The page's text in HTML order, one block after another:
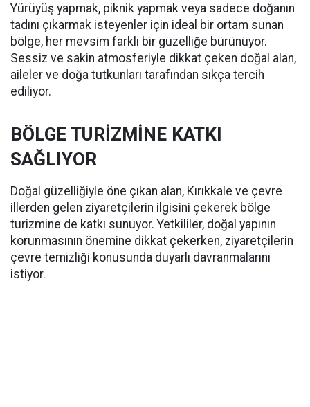
Yürüyüş yapmak, piknik yapmak veya sadece doğanın
tadını çıkarmak isteyenler için ideal bir ortam sunan
bölge, her mevsim farklı bir güzelliğe bürünüyor.
Sessiz ve sakin atmosferiyle dikkat çeken doğal alan,
aileler ve doğa tutkunları tarafından sıkça tercih
ediliyor.
BÖLGE TURİZMİNE KATKI
SAĞLIYOR
Doğal güzelliğiyle öne çıkan alan, Kırıkkale ve çevre
illerden gelen ziyaretçilerin ilgisini çekerek bölge
turizmine de katkı sunuyor. Yetkililer, doğal yapının
korunmasının önemine dikkat çekerken, ziyaretçilerin
çevre temizliği konusunda duyarlı davranmalarını
istiyor.